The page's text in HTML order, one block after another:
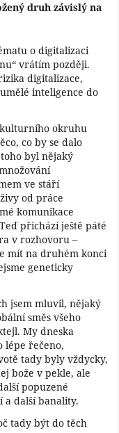
druh závislý na
o digitalizaci
vrátím později.
digitalizace,
inteligence do
kulturního okruhu
co by se dalo
byl nějaký
ve stáří
od práce
komunikace
přichází ještě páté
v rozhovoru –
mít na druhém konci
geneticky
jsem mluvil, nějaký
směs všeho
My dneska
lépe řečeno,
tady byly vždycky,
bože v pekle, ale
popuzené
a další banality.
tady být do těch